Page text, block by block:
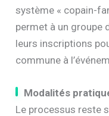
système « copain-
permet à un groupe
leurs inscriptions
commune à
Modalités
Le processus reste